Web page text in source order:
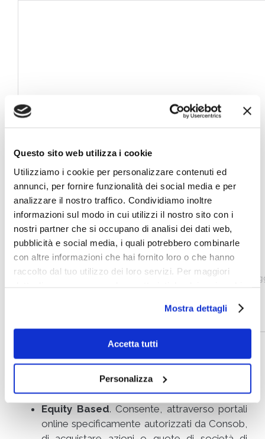
Questo sito web utilizza i cookie
Utilizziamo i cookie per personalizzare contenuti ed
annunci, per fornire funzionalità dei social media e per
analizzare il nostro traffico. Condividiamo inoltre
informazioni sul modo in cui utilizzi il nostro sito con i
nostri partner che si occupano di analisi dei dati web,
pubblicità e social media, i quali potrebbero combinarle
con altre informazioni che hai fornito loro o che hanno
raccolto dal tuo utilizzo dei loro servizi. Per maggiori
Mostra dettagli
Accetta tutti
Personalizza
Quante forme dicrowdfunding
Equity Based. Consente, attraverso portali
online specificamente autorizzati da Consob,